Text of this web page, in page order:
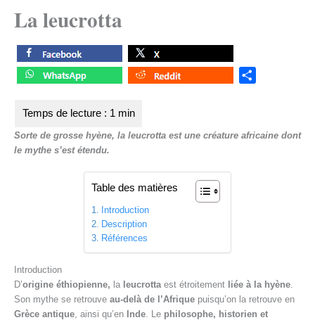
La leucrotta
e
Sorte de grosse hyène, la leucrotta est une créature africaine dont
le mythe s’est étendu.
Table des matières
Introduction
Description
Références
Introduction
D’origine éthiopienne, la leucrotta est étroitement liée à la hyène
Son mythe se retrouve au-delà de l’Afrique puisqu’on la retrouve en
Grèce antique , ainsi qu’en Inde . Le philosophe, historien et